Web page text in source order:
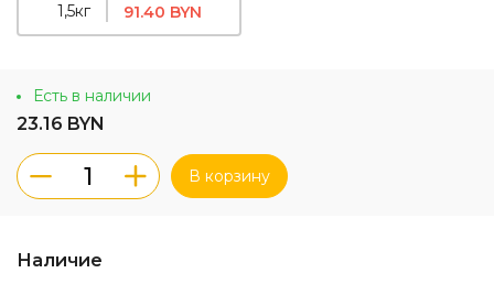
1,5кг 91.40 BYN
Есть в наличии
23.16 BYN
В корзину
Наличие